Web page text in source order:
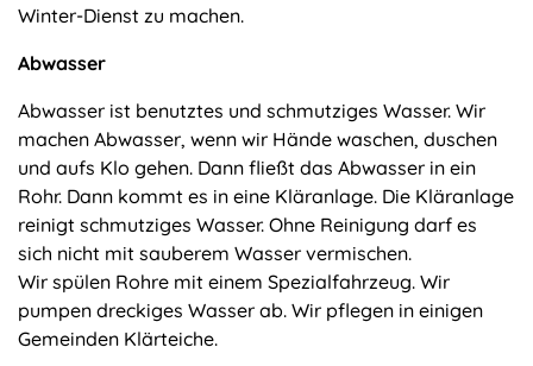
Winter-Dienst zu machen.
Abwasser
Abwasser ist benutztes und schmutziges Wasser. Wir
machen Abwasser, wenn wir Hände waschen, duschen
und aufs Klo gehen. Dann fließt das Abwasser in ein
Rohr. Dann kommt es in eine Kläranlage. Die Kläranlage
reinigt schmutziges Wasser. Ohne Reinigung darf es
sich nicht mit sauberem Wasser vermischen.
Wir spülen Rohre mit einem Spezialfahrzeug. Wir
pumpen dreckiges Wasser ab. Wir pflegen in einigen
Gemeinden Klärteiche.